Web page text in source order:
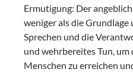
Ermutigung: Der
weniger als die Grundlage
Sprechen und die
und wehrbereites Tun,
Menschen zu erreichen